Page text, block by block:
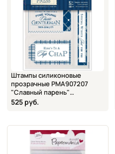
Штампы силиконовые
прозрачные PMA907207
"Славный парень"
DOCRAFTS, 3 шт., 10,2х10,2
525 руб.